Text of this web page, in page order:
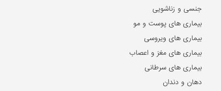
جنسی و زناشویی
بیماری های پوست و مو
بیماری های ویروسی
بیماری های مغز و اعصاب
بیماری های سرطانی
دهان و دندان